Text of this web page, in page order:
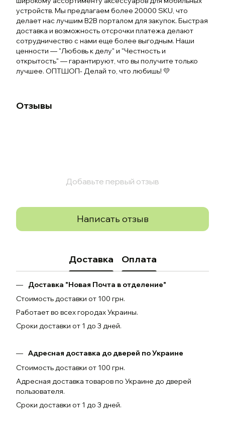
устройств. Мы предлагаем более 20000 SKU, что
делает нас лучшим B2B порталом для закупок. Быстрая
доставка и возможность отсрочки платежа делают
сотрудничество с нами еще более выгодным. Наши
ценности — "Любовь к делу" и "Честность и
открытость" — гарантируют, что вы получите только
лучшее. ОПТШОП- Делай то, что любишь! 💛
Отзывы
Добавьте первый отзыв
Написать отзыв
Доставка Оплата
Доставка "Новая Почта в отделение"
Стоимость доставки от 100 грн.
Работает во всех городах Украины.
Сроки доставки от 1 до 3 дней.
Адресная доставка до дверей по Украине
Стоимость доставки от 100 грн.
Адресная доставка товаров по Украине до дверей
пользователя.
Сроки доставки от 1 до 3 дней.